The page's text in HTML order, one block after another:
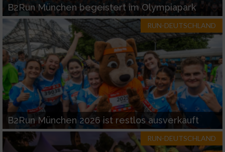
B2Run München begeistert im Olympiapark
RUN-DEUTSCHLAND
B2Run München 2026 ist restlos ausverkauft
RUN-DEUTSCHLAND